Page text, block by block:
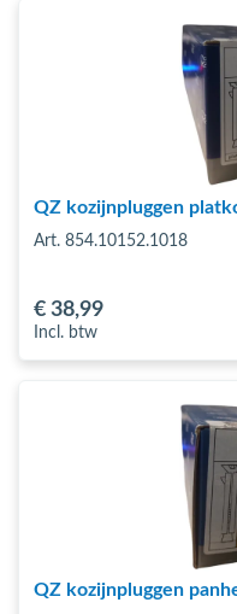
QZ kozijnpluggen
Art. 854.10152.1018
€ 38,99
Incl. btw
QZ kozijnpluggen